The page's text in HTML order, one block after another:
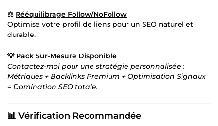
⚖️ Rééquilibrage Follow/NoFollow
Optimise votre profil de liens pour un SEO naturel et
durable.
💡 Pack Sur-Mesure Disponible
Contactez-moi pour une stratégie personnalisée :
Métriques + Backlinks Premium + Optimisation Signaux
= Domination SEO totale.
📊 Vérification Recommandée